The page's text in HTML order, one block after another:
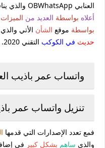
العنابي OBWhatsApp والذي ينافس برنامج واتس اب
أعلاه بواسطة العديد من الميزات
بواسطة موقع الشأن الأتي
حديث في الكوكب التقني 2020.
واتساب عمر باذيب
تنزيل واتساب عمر باذيب
فمع تعدد الإصدارات التي قدمها
والذي ساهم بشكل كبير في